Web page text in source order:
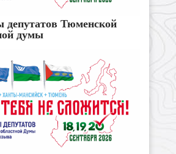
Тюменской
думы